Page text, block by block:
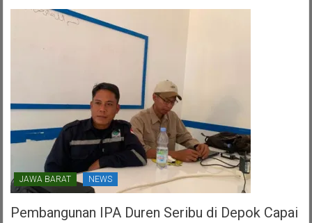
JAWA BARAT NEWS
Pembangunan IPA Duren Seribu di Depok Capai